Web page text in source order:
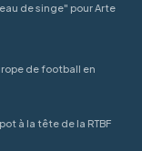
de singe" pour Arte
de football en
à la tête de la RTBF